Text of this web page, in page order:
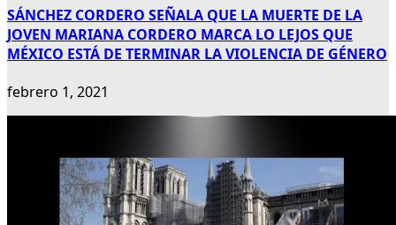
SÁNCHEZ CORDERO SEÑALA QUE LA MUERTE DE LA
JOVEN MARIANA CORDERO MARCA LO LEJOS QUE
MÉXICO ESTÁ DE TERMINAR LA VIOLENCIA DE GÉNERO
febrero 1, 2021